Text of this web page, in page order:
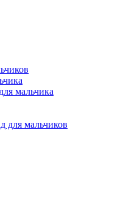
мальчика
для мальчиков